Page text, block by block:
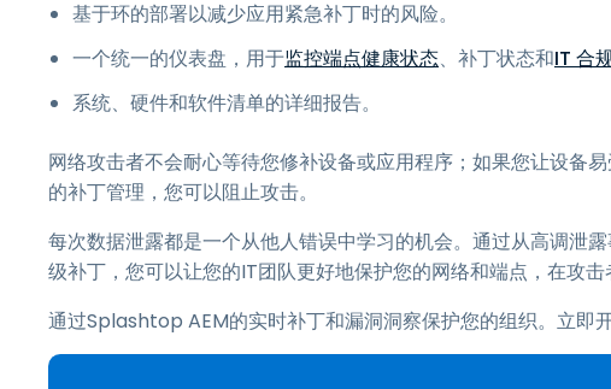
基于环的部署以减少应用紧急补丁时的风险。
一个统一的仪表盘，用于监控端点健康状态、补丁状态和IT 合
系统、硬件和软件清单的详细报告。
网络攻击者不会耐心等待您修补设备或应用程序；如果您让设备
的补丁管理，您可以阻止攻击。
每次数据泄露都是一个从他人错误中学习的机会。通过从高调泄
级补丁，您可以让您的IT团队更好地保护您的网络和端点，在攻击
通过Splashtop AEM的实时补丁和漏洞洞察保护您的组织。立即